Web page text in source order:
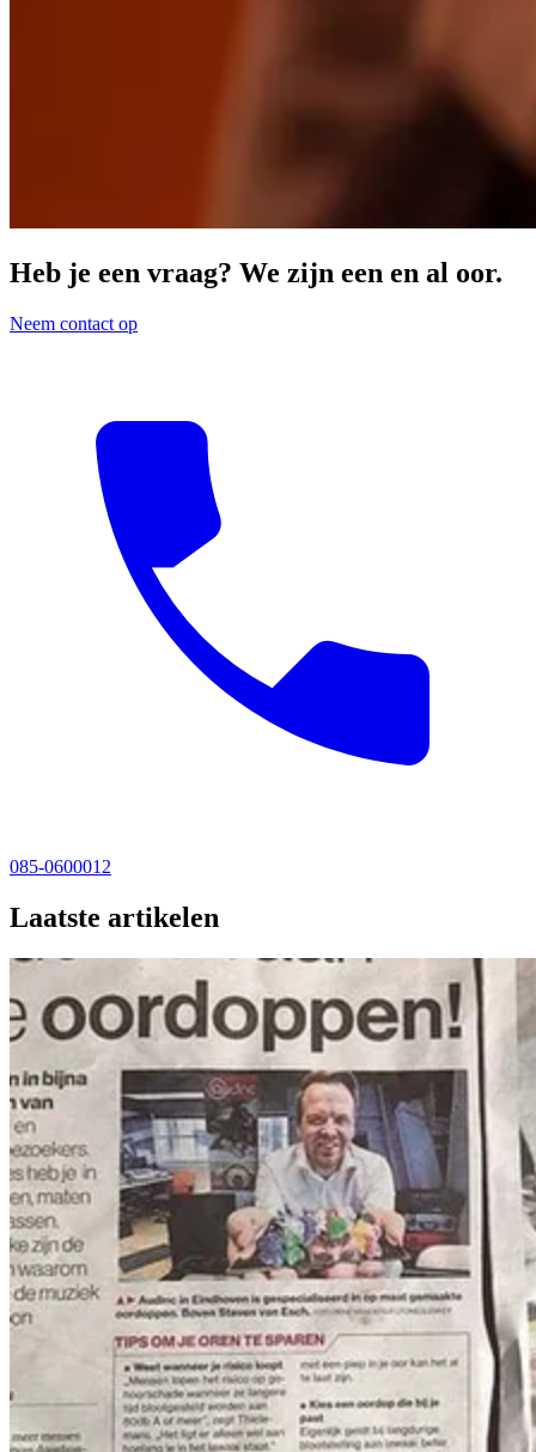
Heb je een vraag? We zijn een en al oor.
Neem contact op
085-0600012
Laatste artikelen